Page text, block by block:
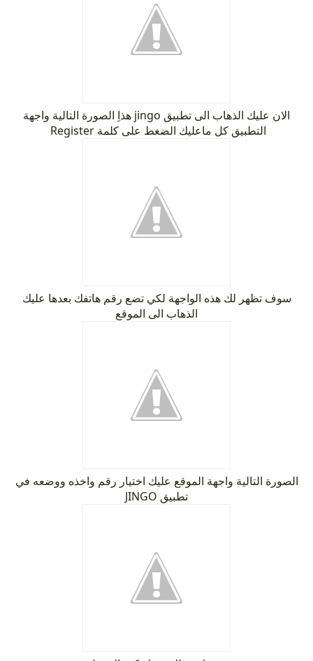
الان عليك الذهاب الى تطبيق jingo هذاِ الصورة التالية واجهة
التطبيق كل ماعليك الضغط على كلمة Register
سوف تظهر لك هذه الواجهة لكي تضع رقم هاتفك بعدها عليك
الذهاب الى الموقع
الصورة التالية واجهة الموقع عليك اختيار رقم واخذه ووضعه في
تطبيق JINGO